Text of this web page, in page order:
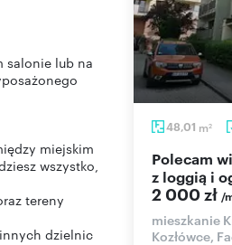
salonie lub na
miejskim
wszystko,
tereny
dzielnic
48,01 m2
Polecam widokowe 3-pokojowe mieszkanie
z loggią i
2 000 zł /
mieszkanie
Kozłówce,